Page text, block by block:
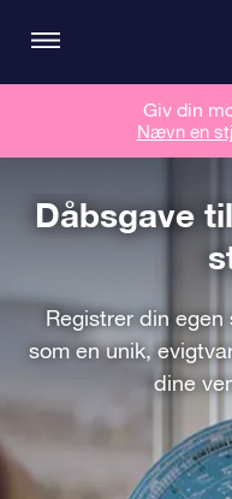
Giv din
Nævn en
Dåbsgave
Registrer din
som en unik,
dine